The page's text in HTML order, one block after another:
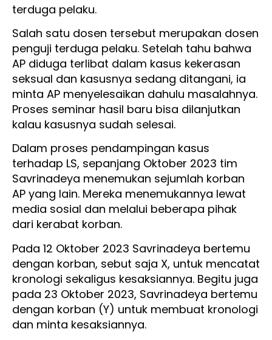
terduga pelaku.
Salah satu dosen tersebut merupakan dosen
penguji terduga pelaku. Setelah tahu bahwa
AP diduga terlibat dalam kasus kekerasan
seksual dan kasusnya sedang ditangani, ia
minta AP menyelesaikan dahulu masalahnya.
Proses seminar hasil baru bisa dilanjutkan
kalau kasusnya sudah selesai.
Dalam proses pendampingan kasus
terhadap LS, sepanjang Oktober 2023 tim
Savrinadeya menemukan sejumlah korban
AP yang lain. Mereka menemukannya lewat
media sosial dan melalui beberapa pihak
dari kerabat korban.
Pada 12 Oktober 2023 Savrinadeya bertemu
dengan korban, sebut saja X, untuk mencatat
kronologi sekaligus kesaksiannya. Begitu juga
pada 23 Oktober 2023, Savrinadeya bertemu
dengan korban (Y) untuk membuat kronologi
dan minta kesaksiannya.